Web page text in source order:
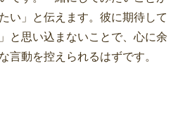
い」と伝えます。彼に期待して
と思い込まないことで、心に余
言動を控えられるはずです。